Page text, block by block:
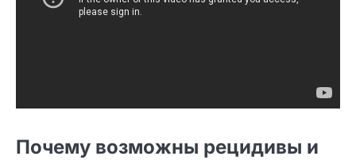
Почему возможны рецидивы и